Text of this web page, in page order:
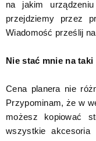
na jakim
przejdziemy przez
Wiadomość prześlij
Nie stać mnie na taki
Cena planera nie
Przypominam, że w
możesz kopiować
wszystkie